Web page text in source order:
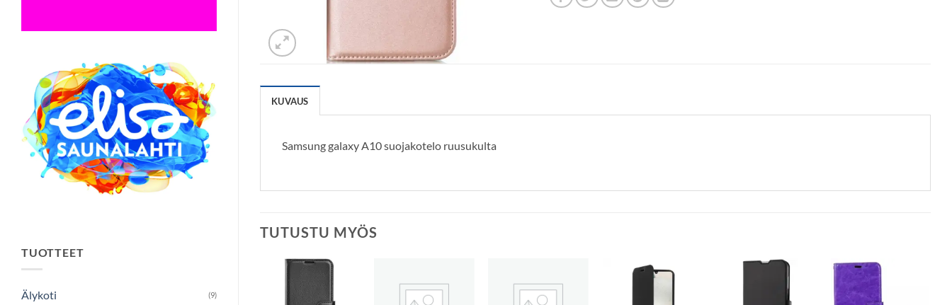
TUOTTEET
Älykoti (9)
KUVAUS
Samsung galaxy A10 suojakotelo ruusukulta
TUTUSTU MYÖS